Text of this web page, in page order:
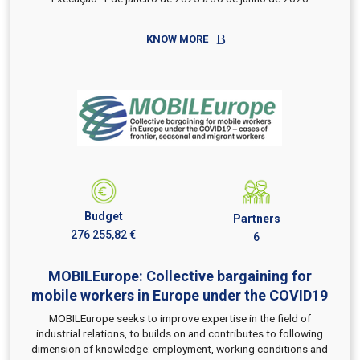
KNOW MORE
Budget
276 255,82 €
Partners
6
MOBILEurope: Collective bargaining for
mobile workers in Europe under the COVID19
MOBILEurope seeks to improve expertise in the field of
industrial relations, to builds on and contributes to following
dimension of knowledge: employment, working conditions and